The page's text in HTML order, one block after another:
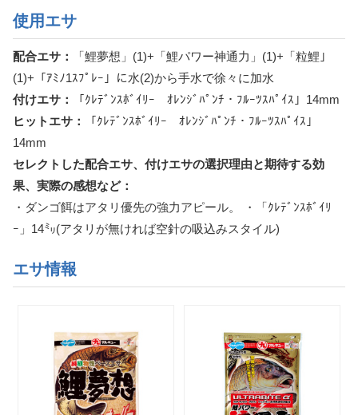
使用エサ
配合エサ：
「鯉夢想」(1)+「鯉パワー神通力」(1)+「粒鯉」
(1)+「ｱﾐﾉ1ｽﾌﾟﾚｰ」に水(2)から手水で徐々に加水
付けエサ：
「ｸﾚﾃﾞﾝｽﾎﾞｲﾘｰ ｵﾚﾝｼﾞﾊﾟﾝﾁ・ﾌﾙｰﾂｽﾊﾟｲｽ」14mm
ヒットエサ：
「ｸﾚﾃﾞﾝｽﾎﾞｲﾘｰ ｵﾚﾝｼﾞﾊﾟﾝﾁ・ﾌﾙｰﾂｽﾊﾟｲｽ」
14mm
セレクトした配合エサ、付けエサの選択理由と期待する効
果、実際の感想など：
・ダンゴ餌はアタリ優先の強力アピール。 ・「ｸﾚﾃﾞﾝｽﾎﾞｲﾘ
ｰ」14㍉(アタリが無ければ空針の吸込みスタイル)
エサ情報